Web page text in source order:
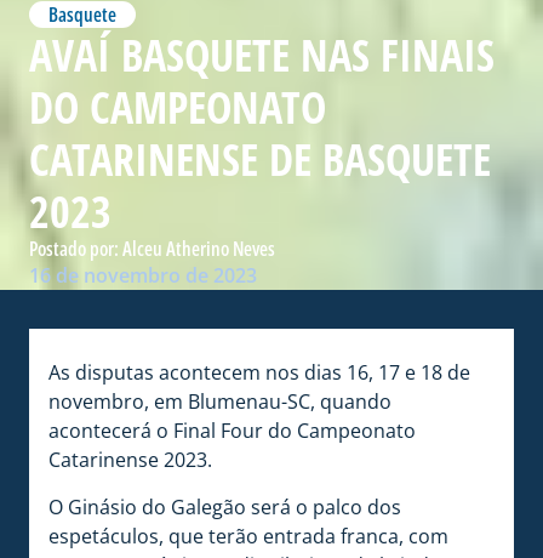
Basquete
AVAÍ BASQUETE NAS FINAIS
DO CAMPEONATO
CATARINENSE DE BASQUETE
2023
Postado por:Alceu Atherino Neves
16 de novembro de 2023
As disputas acontecem nos dias 16, 17 e 18 de
novembro, em Blumenau-SC, quando
acontecerá o Final Four do Campeonato
Catarinense 2023.
O Ginásio do Galegão será o palco dos
espetáculos, que terão entrada franca, com